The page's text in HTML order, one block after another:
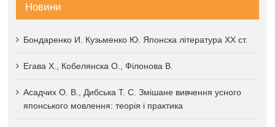
Новини
Бондаренко И. Кузьменко Ю. Японска література XX ст.
Егава Х., Кобелянска О., Філонова В.
Асадчих О. В., Дибська Т. С. Змішане вивчення усного
японського мовлення: теорія і практика